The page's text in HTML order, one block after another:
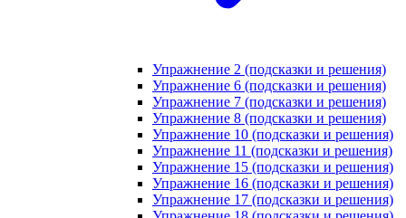
Упражнение 2 (подсказки и решения)
Упражнение 6 (подсказки и решения)
Упражнение 7 (подсказки и решения)
Упражнение 8 (подсказки и решения)
Упражнение 10 (подсказки и решения)
Упражнение 11 (подсказки и решения)
Упражнение 15 (подсказки и решения)
Упражнение 16 (подсказки и решения)
Упражнение 17 (подсказки и решения)